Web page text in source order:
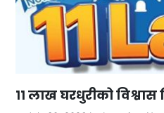
११ लाख घरधुरीको